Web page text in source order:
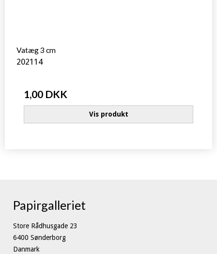
Vatæg 3 cm
202114
1,00 DKK
Vis produkt
Papirgalleriet
Store Rådhusgade 23
6400 Sønderborg
Danmark